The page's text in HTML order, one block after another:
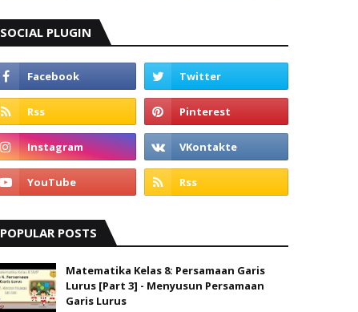
SOCIAL PLUGIN
POPULAR POSTS
Matematika Kelas 8: Persamaan Garis
Lurus [Part 3] - Menyusun Persamaan
Garis Lurus